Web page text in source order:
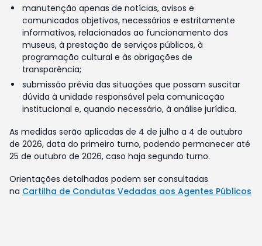
manutenção apenas de notícias, avisos e
comunicados objetivos, necessários e estritamente
informativos, relacionados ao funcionamento dos
museus, à prestação de serviços públicos, à
programação cultural e às obrigações de
transparência;
submissão prévia das situações que possam suscitar
dúvida à unidade responsável pela comunicação
institucional e, quando necessário, à análise jurídica.
As medidas serão aplicadas de 4 de julho a 4 de outubro
de 2026, data do primeiro turno, podendo permanecer até
25 de outubro de 2026, caso haja segundo turno.
Orientações detalhadas podem ser consultadas
na Cartilha de Condutas Vedadas aos Agentes Públicos